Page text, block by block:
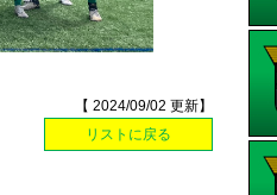
【 2024/09/02 更新】
リストに戻る